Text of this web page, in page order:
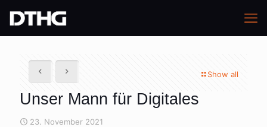
Show all
Unser Mann für Digitales
23. November 2021